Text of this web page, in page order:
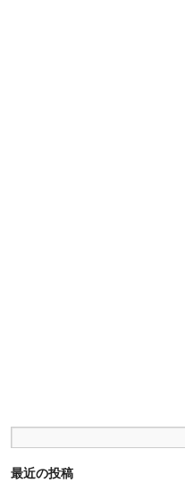
最近の投稿